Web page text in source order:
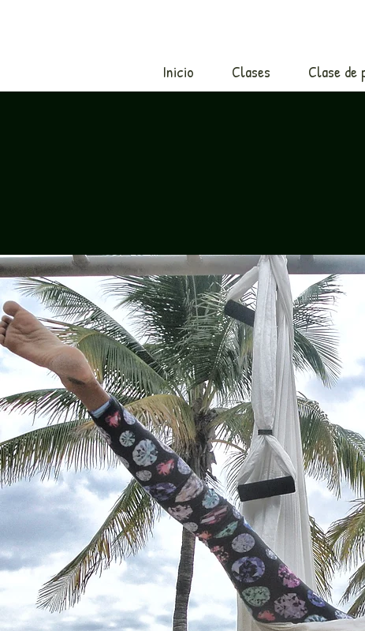
Inicio Clases Clase de